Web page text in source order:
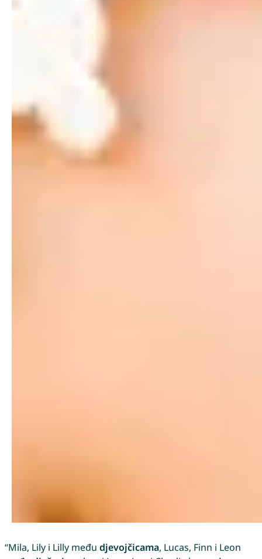
“Mila, Lily i Lilly među djevojčicama, Lucas, Finn i Leon